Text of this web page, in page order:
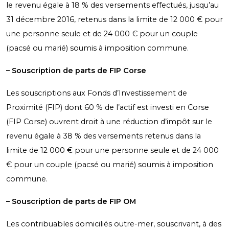
le revenu égale à 18 % des versements effectués, jusqu’au
31 décembre 2016, retenus dans la limite de 12 000 € pour
une personne seule et de 24 000 € pour un couple
(pacsé ou marié) soumis à imposition commune.
– Souscription de parts de FIP Corse
Les souscriptions aux Fonds d’Investissement de
Proximité (FIP) dont 60 % de l’actif est investi en Corse
(FIP Corse) ouvrent droit à une réduction d’impôt sur le
revenu égale à 38 % des versements retenus dans la
limite de 12 000 € pour une personne seule et de 24 000
€ pour un couple (pacsé ou marié) soumis à imposition
commune.
– Souscription de parts de FIP OM
Les contribuables domiciliés outre-mer, souscrivant, à des